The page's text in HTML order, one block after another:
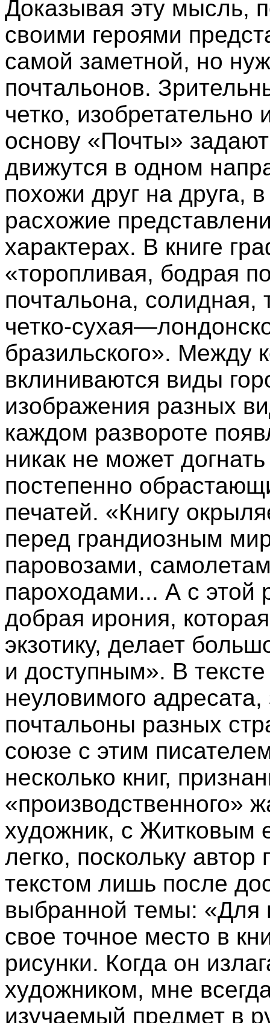
Доказывая эту мысль,
своими героями
самой заметной, но
почтальонов.
четко,
основу «Почты»
движутся в одном
похожи друг на друга,
расхожие
характерах. В книге
«торопливая, бодрая
почтальона,
четко-
бразильского». Между
вклиниваются виды
изображения разных
каждом развороте
никак не может
постепенно
печатей. «Книгу
перед грандиозным
паровозами,
пароходами... А с этой
добрая ирония,
экзотику, делает
и доступным». В
неуловимого
почтальоны разных
союзе с этим
несколько книг,
«производственного»
художник, с Житковым
легко, поскольку
текстом лишь после
выбранной темы: «Для
свое точное место в
рисунки. Когда он
художником, мне
изучаемый предмет в